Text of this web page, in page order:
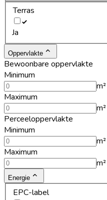
Terras
Ja
Oppervlakte
Bewoonbare oppervlakte
Minimum
m²
Maximum
m²
Perceeloppervlakte
Minimum
m²
Maximum
m²
Energie
EPC-label